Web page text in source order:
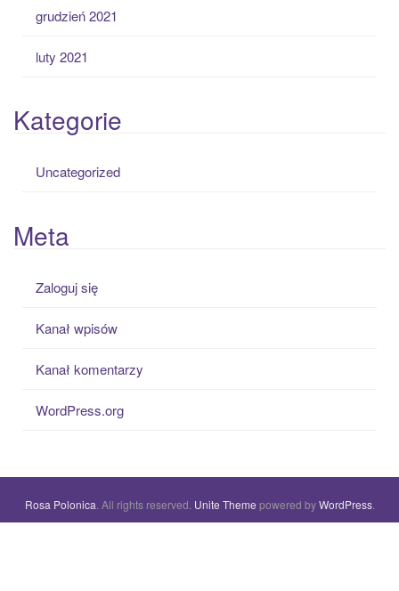
grudzień 2021
luty 2021
Kategorie
Uncategorized
Meta
Zaloguj się
Kanał wpisów
Kanał komentarzy
WordPress.org
Rosa Polonica . All rights reserved. Unite Theme powered byWordPress.